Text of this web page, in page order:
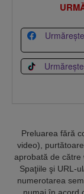
Urmărește
Urmărește
Preluarea fără
video),
aprobată de către
Spaţiile şi URL-
numerotarea